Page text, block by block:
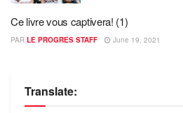
Ce livre vous captivera! (1)
PAR LE PROGRES STAFF June 19, 2021
Translate: